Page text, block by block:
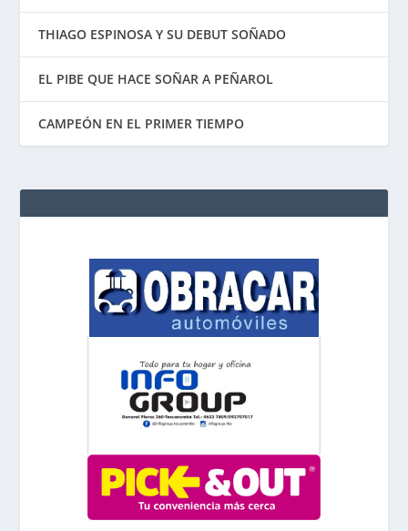
THIAGO ESPINOSA Y SU DEBUT SOÑADO
EL PIBE QUE HACE SOÑAR A PEÑAROL
CAMPEÓN EN EL PRIMER TIEMPO